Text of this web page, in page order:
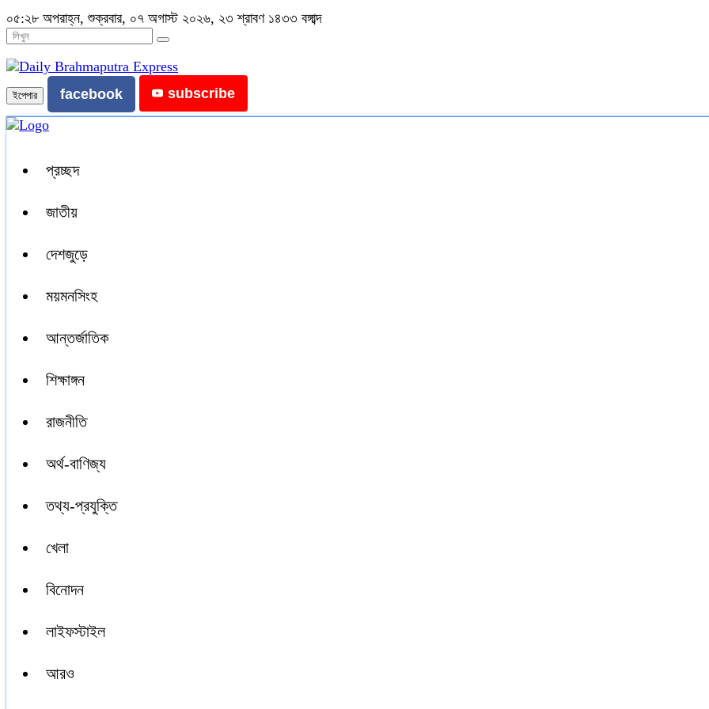
০৫:২৮ অপরাহ্ন, শুক্রবার, ০৭ অগাস্ট ২০২৬, ২৩ শ্রাবণ ১৪৩৩ বঙ্গাব্দ
ইপেপার facebook subscribe
প্রচ্ছদ
জাতীয়
দেশজুড়ে
ময়মনসিংহ
আন্তর্জাতিক
শিক্ষাঙ্গন
রাজনীতি
অর্থ-বাণিজ্য
তথ্য-প্রযুক্তি
খেলা
বিনোদন
লাইফস্টাইল
আরও